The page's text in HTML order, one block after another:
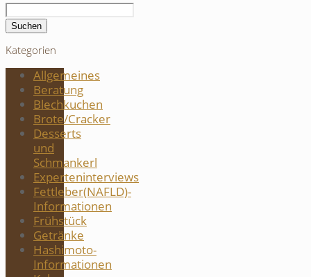
Suchen
Kategorien
Allgemeines
Beratung
Blechkuchen
Brote/Cracker
Desserts
und
Schmankerl
Experteninterviews
Fettleber(NAFLD)-
Informationen
Frühstück
Getränke
Hashimoto-
Informationen